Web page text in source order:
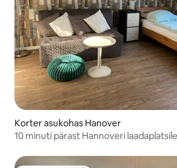
Korter asukohas Hanover
10 minuti pärast Hannoveri